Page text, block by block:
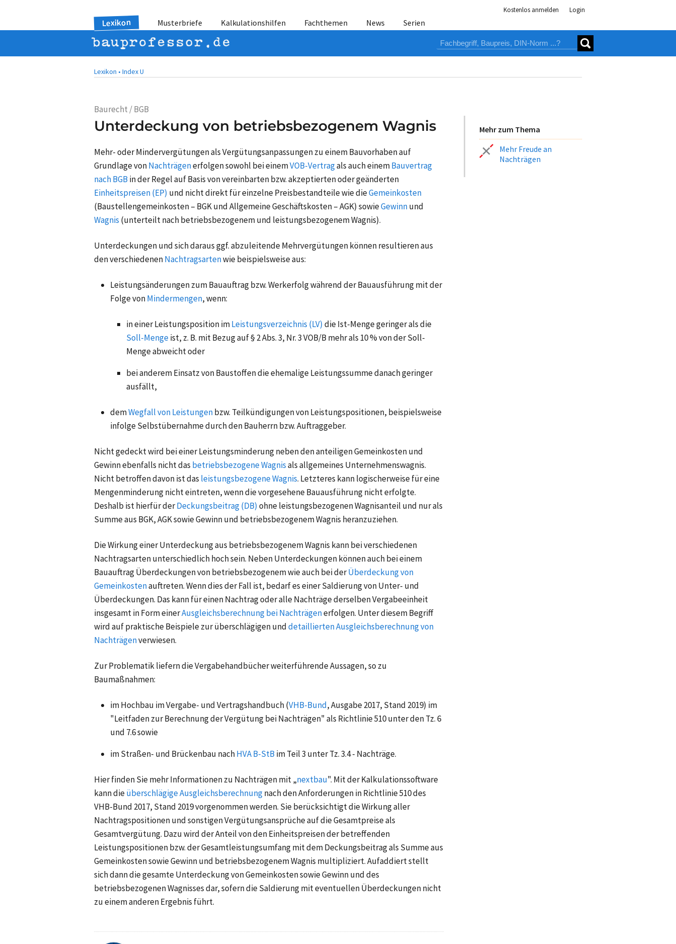
Kostenlos anmelden Login
Lexikon Musterbriefe Kalkulationshilfen Fachthemen News Serien
Lexikon • Index U
Baurecht / BGB
Unterdeckung von betriebsbezogenem Wagnis
Mehr- oder Mindervergütungen alsVergütungsanpassungenzu einem Bauvorhaben auf
Grundlage vonNachträgenerfolgen sowohl bei einemVOB-Vertragals auch einemBauvertrag
nach BGB in der Regel auf Basis von vereinbarten bzw. akzeptierten oder geänderten
Einheitspreisen (EP) und nicht direkt für einzelne Preisbestandteile wie dieGemeinkosten
(Baustellengemeinkosten – BGK und Allgemeine Geschäftskosten – AGK) sowieGewinnund
Wagnis (unterteilt nach betriebsbezogenem und leistungsbezogenem Wagnis).
Unterdeckungen und sich daraus ggf. abzuleitende Mehrvergütungen können resultieren aus
den verschiedenenNachtragsartenwie beispielsweise aus:
Leistungsänderungen zum Bauauftrag bzw. Werkerfolg während der Bauausführung mit der
Folge vonMindermengen, wenn:
in einer Leistungsposition imLeistungsverzeichnis (LV) die Ist-Menge geringer als die
Soll-Mengeist, z. B. mit Bezug auf § 2 Abs. 3, Nr. 3 VOB/B mehr als 10 % von der Soll-
Menge abweicht oder
bei anderem Einsatz von Baustoffen die ehemalige Leistungssumme danach geringer
ausfällt,
demWegfall von Leistungenbzw. Teilkündigungen von Leistungspositionen, beispielsweise
infolge Selbstübernahme durch den Bauherrn bzw. Auftraggeber.
Nicht gedeckt wird bei einer Leistungsminderung neben den anteiligen Gemeinkosten und
Gewinn ebenfalls nicht das betriebsbezogene Wagnisals allgemeines Unternehmenswagnis.
Nicht betroffen davon ist das leistungsbezogene Wagnis. Letzteres kann logischerweise für eine
Mengenminderung nicht eintreten, wenn die vorgesehene Bauausführung nicht erfolgte.
Deshalb ist hierfür derDeckungsbeitrag (DB) ohne leistungsbezogenen Wagnisanteil und nur als
Summe aus BGK, AGK sowie Gewinn und betriebsbezogenem Wagnis heranzuziehen.
Die Wirkung einer Unterdeckung aus betriebsbezogenem Wagnis kann bei verschiedenen
Nachtragsarten unterschiedlich hoch sein. Neben Unterdeckungen können auch bei einem
Bauauftrag Überdeckungen von betriebsbezogenem wie auch bei derÜberdeckung von
Gemeinkostenauftreten. Wenn dies der Fall ist, bedarf es einer Saldierung von Unter- und
Überdeckungen. Das kann für einen Nachtrag oder alle Nachträge derselben Vergabeeinheit
insgesamt in Form einerAusgleichsberechnung bei Nachträgenerfolgen. Unter diesem Begriff
wird auf praktische Beispiele zur überschlägigen unddetaillierten Ausgleichsberechnung von
Nachträgenverwiesen.
Zur Problematik liefern die Vergabehandbücher weiterführende Aussagen, so zu
Baumaßnahmen:
im Hochbau im Vergabe- und Vertragshandbuch (VHB-Bund, Ausgabe 2017, Stand 2019) im
"Leitfaden zur Berechnung der Vergütung bei Nachträgen" als Richtlinie 510 unter den Tz. 6
und 7.6 sowie
im Straßen- und Brückenbau nachHVA B-StB im Teil 3 unter Tz. 3.4 - Nachträge.
Hier finden Sie mehr Informationen zu Nachträgen mit „nextbau". Mit der Kalkulationssoftware
kann dieüberschlägige Ausgleichsberechnungnach den Anforderungen in Richtlinie 510 des
VHB-Bund 2017, Stand 2019 vorgenommen werden. Sie berücksichtigt die Wirkung aller
Nachtragspositionen und sonstigen Vergütungsansprüche auf die Gesamtpreise als
Gesamtvergütung. Dazu wird der Anteil von den Einheitspreisen der betreffenden
Leistungspositionen bzw. der Gesamtleistungsumfang mit dem Deckungsbeitrag als Summe aus
Gemeinkosten sowie Gewinn und betriebsbezogenem Wagnis multipliziert. Aufaddiert stellt
sich dann die gesamte Unterdeckung von Gemeinkosten sowie Gewinn und des
betriebsbezogenen Wagnisses dar, sofern die Saldierung mit eventuellen Überdeckungen nicht
zu einem anderen Ergebnis führt.
Mehr zum Thema
Mehr Freude an
Nachträgen